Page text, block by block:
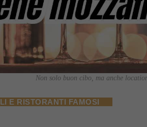
Non solo buon cibo, ma anche
E RISTORANTI FAMOSI